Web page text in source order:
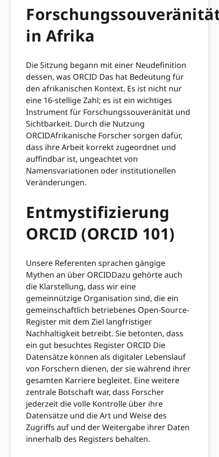
in Afrika
Die Sitzung begann mit einer Neudefinition
dessen, was ORCID Das hat Bedeutung für
den afrikanischen Kontext. Es ist nicht nur
eine 16-stellige Zahl; es ist ein wichtiges
Instrument für Forschungssouveränität und
Sichtbarkeit. Durch die Nutzung
ORCIDAfrikanische Forscher sorgen dafür,
dass ihre Arbeit korrekt zugeordnet und
auffindbar ist, ungeachtet von
Namensvariationen oder institutionellen
Veränderungen.
Entmystifizierung
ORCID (ORCID 101)
Unsere Referenten sprachen gängige
Mythen an über ORCIDDazu gehörte auch
die Klarstellung, dass wir eine
gemeinnützige Organisation sind, die ein
gemeinschaftlich betriebenes Open-Source-
Register mit dem Ziel langfristiger
Nachhaltigkeit betreibt. Sie betonten, dass
ein gut besuchtes Register ORCID Die
Datensätze können als digitaler Lebenslauf
von Forschern dienen, der sie während ihrer
gesamten Karriere begleitet. Eine weitere
zentrale Botschaft war, dass Forscher
jederzeit die volle Kontrolle über ihre
Datensätze und die Art und Weise des
Zugriffs auf und der Weitergabe ihrer Daten
innerhalb des Registers behalten.